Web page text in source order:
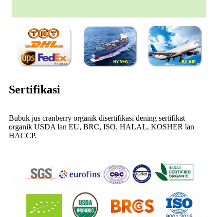
Sertifikasi
Bubuk jus cranberry organik disertifikasi dening sertifikat
organik USDA lan EU, BRC, ISO, HALAL, KOSHER lan
HACCP.